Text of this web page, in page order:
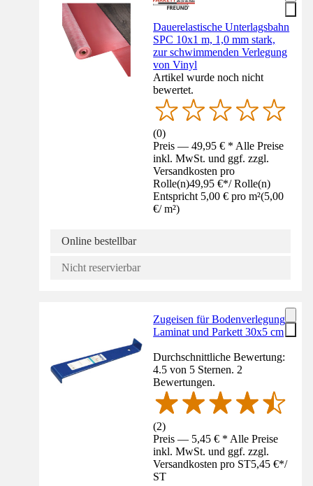
Dauerelastische Unterlagsbahn
SPC 10x1 m, 1,0 mm stark,
zur schwimmenden Verlegung
von Vinyl
Artikel wurde noch nicht
bewertet.
(0)
Preis — 49,95 € * Alle Preise
inkl. MwSt. und ggf. zzgl.
Versandkosten pro
Rolle(n)49,95 €*/ Rolle(n)
Entspricht 5,00 € pro m²(5,00
€/ m²)
Online bestellbar
Nicht reservierbar
Zugeisen für Bodenverlegung
Laminat und Parkett 30x5 cm
Durchschnittliche Bewertung:
4.5 von 5 Sternen. 2
Bewertungen.
(2)
Preis — 5,45 € * Alle Preise
inkl. MwSt. und ggf. zzgl.
Versandkosten pro ST5,45 €*/
ST